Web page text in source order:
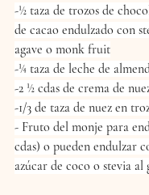
-½ taza de trozos de
de cacao endulzado con
agave o monk fruit
-¼ taza de leche de
-2 ½ cdas de crema de
-1/3 de taza de nuez en
- Fruto del monje para
cdas) o pueden endulzar
azúcar de coco o stevia al